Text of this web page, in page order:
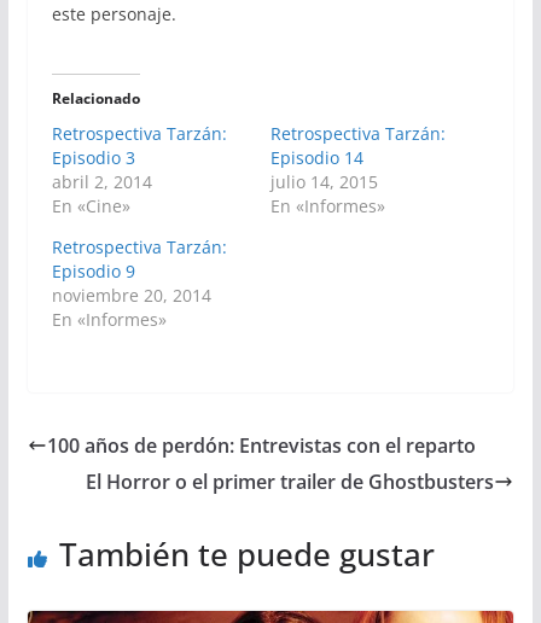
este personaje.
Relacionado
Retrospectiva Tarzán:
Episodio 3
abril 2, 2014
En «Cine»
Retrospectiva Tarzán:
Episodio 14
julio 14, 2015
En «Informes»
Retrospectiva Tarzán:
Episodio 9
noviembre 20, 2014
En «Informes»
100 años de perdón: Entrevistas con el reparto
El Horror o el primer trailer de Ghostbusters
También te puede gustar